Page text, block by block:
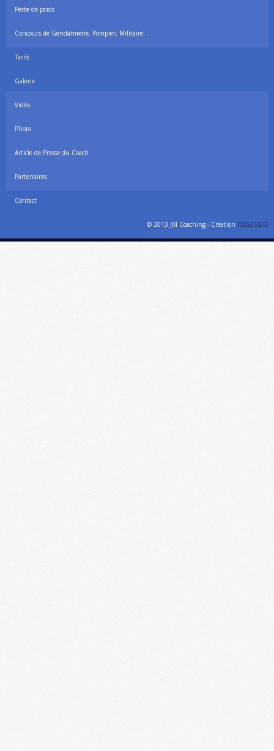
Perte de poids
Concours de Gendarmerie, Pompier, Militaire…
Tarifs
Galerie
Vidéo
Photo
Article de Presse du Coach
Partenaires
Contact
© 2013 JM Coaching - Création OBSESSIO